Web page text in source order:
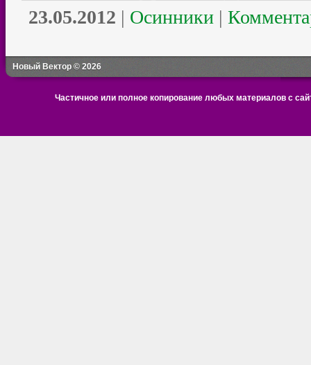
23.05.2012 | Осинники |
Новый Вектор © 2026
Частичное или полное копирование любых материалов с